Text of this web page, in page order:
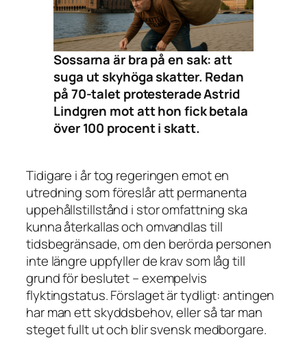
Sossarna är bra på en sak: att
suga ut skyhöga skatter. Redan
på 70-talet protesterade Astrid
Lindgren mot att hon fick betala
över 100 procent i skatt.
Tidigare i år tog regeringen emot en
utredning som föreslår att permanenta
uppehållstillstånd i stor omfattning ska
kunna återkallas och omvandlas till
tidsbegränsade, om den berörda personen
inte längre uppfyller de krav som låg till
grund för beslutet – exempelvis
flyktingstatus. Förslaget är tydligt: antingen
har man ett skyddsbehov, eller så tar man
steget fullt ut och blir svensk medborgare.